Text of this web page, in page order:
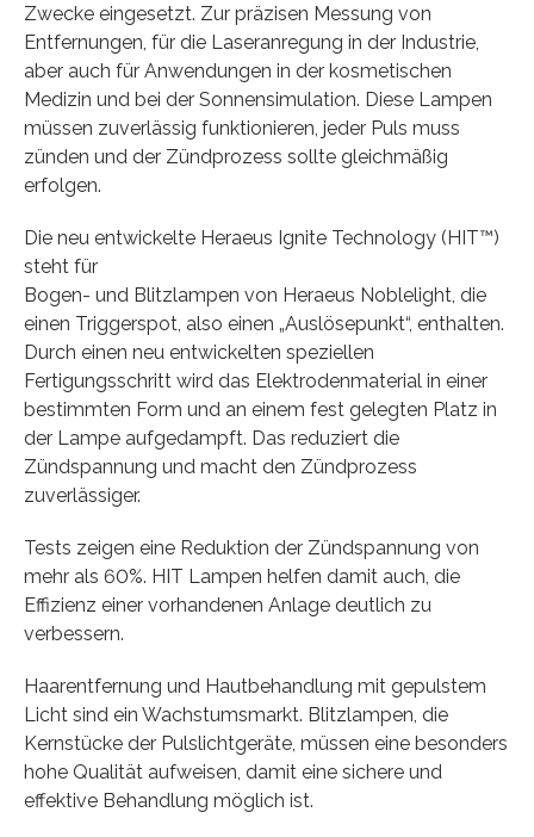
Zwecke eingesetzt. Zur präzisen Messung von
Entfernungen, für die Laseranregung in der Industrie,
aber auch für Anwendungen in der kosmetischen
Medizin und bei der Sonnensimulation. Diese Lampen
müssen zuverlässig funktionieren, jeder Puls muss
zünden und der Zündprozess sollte gleichmäßig
erfolgen.
Die neu entwickelte Heraeus Ignite Technology (HIT™)
steht für
Bogen- und Blitzlampen von Heraeus Noblelight, die
einen Triggerspot, also einen „Auslösepunkt“, enthalten.
Durch einen neu entwickelten speziellen
Fertigungsschritt wird das Elektrodenmaterial in einer
bestimmten Form und an einem fest gelegten Platz in
der Lampe aufgedampft. Das reduziert die
Zündspannung und macht den Zündprozess
zuverlässiger.
Tests zeigen eine Reduktion der Zündspannung von
mehr als 60%. HIT Lampen helfen damit auch, die
Effizienz einer vorhandenen Anlage deutlich zu
verbessern.
Haarentfernung und Hautbehandlung mit gepulstem
Licht sind ein Wachstumsmarkt. Blitzlampen, die
Kernstücke der Pulslichtgeräte, müssen eine besonders
hohe Qualität aufweisen, damit eine sichere und
effektive Behandlung möglich ist.